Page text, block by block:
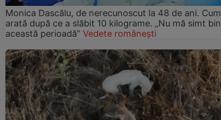
Monica Dascălu, de nerecunoscut la 48 de ani. Cum
arată după ce a slăbit 10 kilograme. „Nu mă simt
această perioadă” Vedete românești